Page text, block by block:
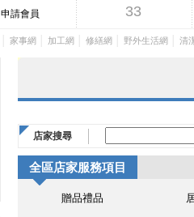
申請會員 33
家事網 加工網 修繕網 野外生活網 清
店家搜尋
全區店家服務項目
贈品禮品